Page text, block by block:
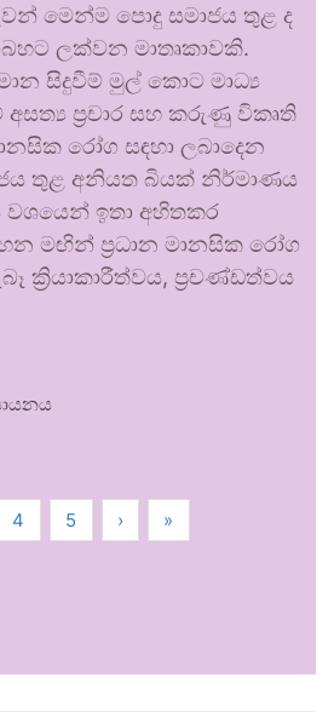
මෙන්ම පොදු සමාජය තුළ ද
ලක්වන මාතෘකාවකි.
සිදුවීම් මුල් කොට මාධ්‍ය
ප්‍රචාර සහ කරුණු විකෘති
රෝග සඳහා ලබාදෙන
තුළ අනියත බියක් නිර්මාණය
වශයෙන් ඉතා අහිතකර
මඟින් ප්‍රධාන මානසික රෝග
ක්‍රියාකාරීත්වය, ප්‍රචණ්ඩත්වය
4 5 › »